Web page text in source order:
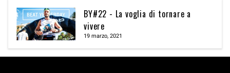
BY#22 - La voglia di tornare a
vivere
19 marzo, 2021